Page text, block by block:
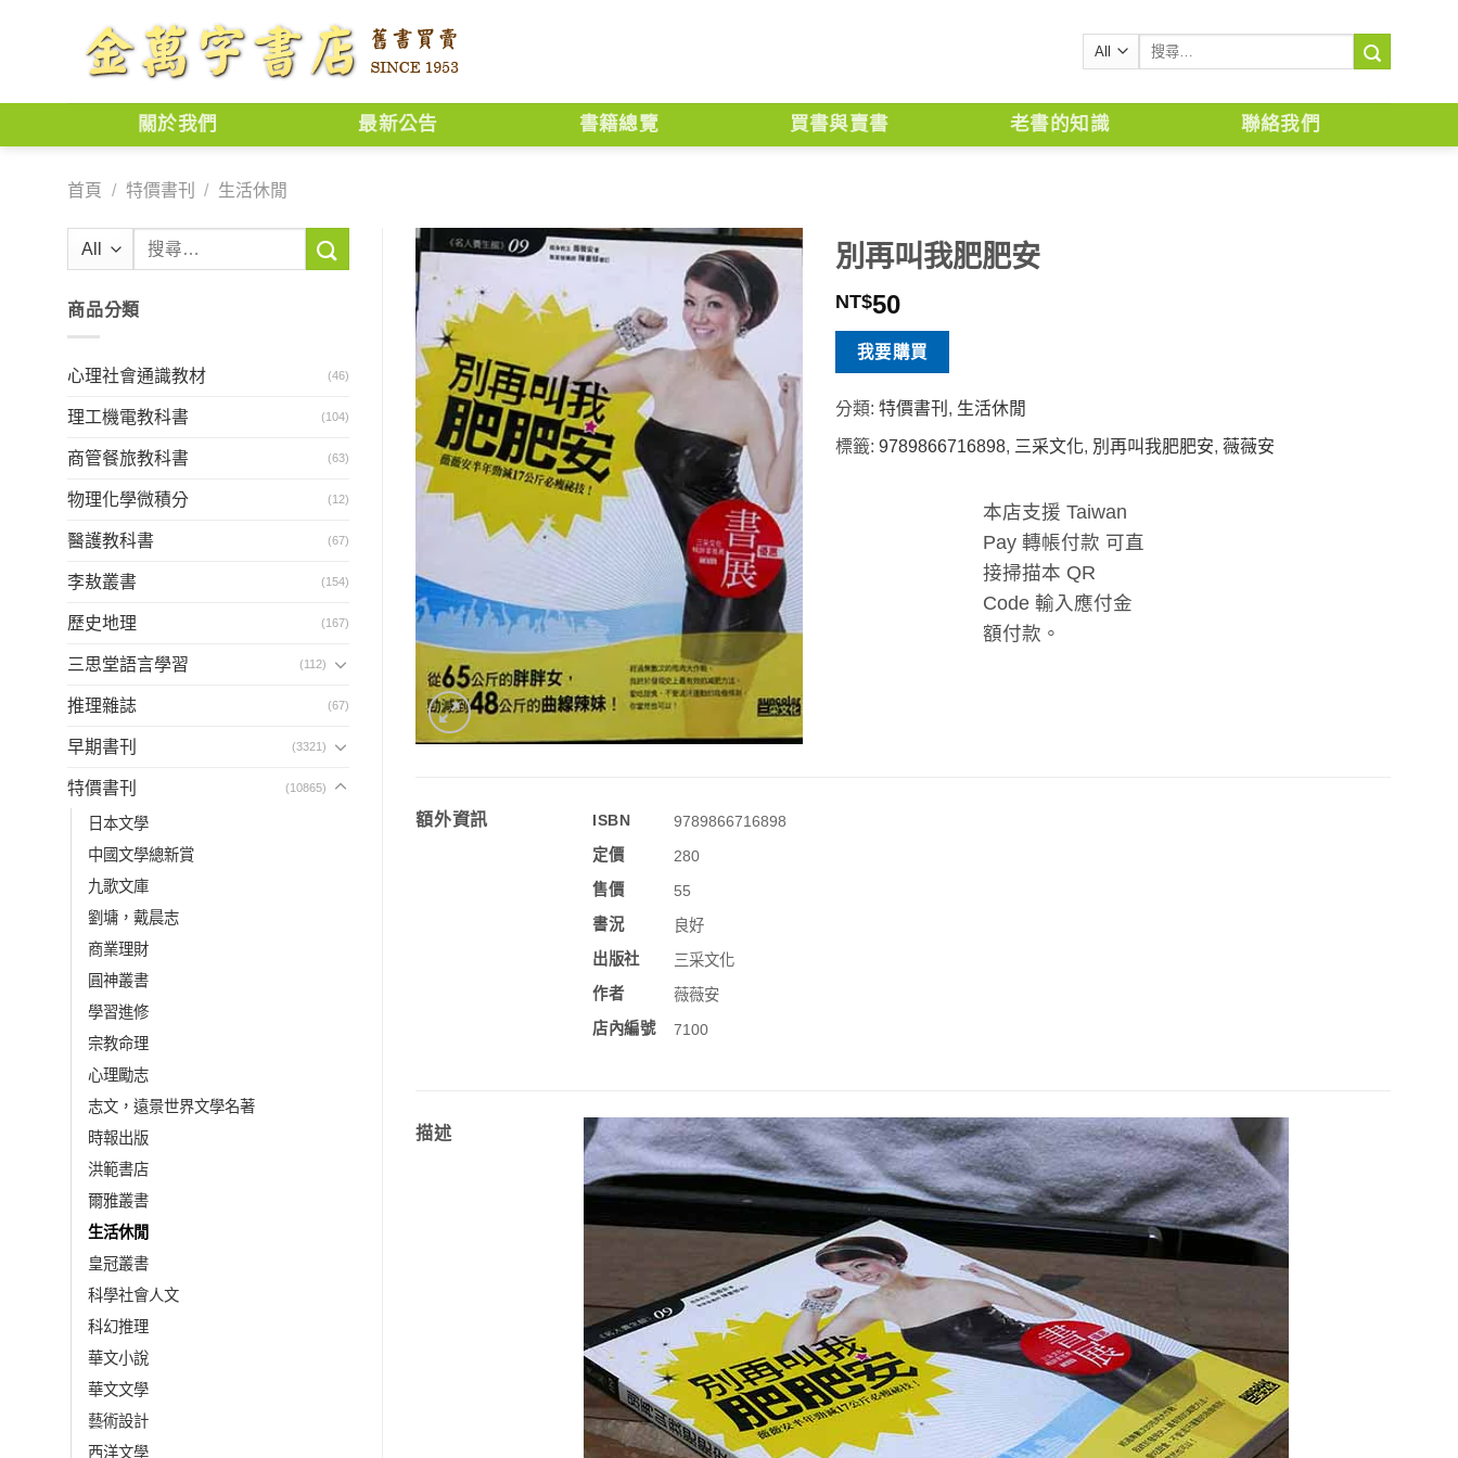
搜
鍵
關於我們 最新公告 書籍總覽 買書與賣書 老書的知識 聯絡我們
首頁 / 特價書刊 / 生活休閒
鍵
商品分類
心理社會通識教材 (46)
理工機電教科書 (104)
商管餐旅教科書 (63)
物理化學微積分 (12)
醫護教科書 (67)
李敖叢書 (154)
歷史地理 (167)
三思堂語言學習 (112)
推理雜誌 (67)
早期書刊 (3321)
特價書刊 (10865)
日本文學
中國文學總新賞
九歌文庫
劉墉，戴晨志
商業理財
圓神叢書
學習進修
宗教命理
心理勵志
志文，遠景世界文學名著
時報出版
洪範書店
爾雅叢書
生活休閒
皇冠叢書
科學社會人文
科幻推理
華文小說
華文文學
藝術設計
西洋文學
別再叫我肥肥安
NT$50
我要購買
分類:特價書刊 , 生活休閒
標籤:9789866716898, 三采文化, 別再叫我肥肥安,薇薇安
本店支援 Taiwan
Pay 轉帳付款 可直
接掃描本 QR
Code 輸入應付金
額付款。
額外資訊 ISBN
9789866716898
定價
280
售價
55
書況
良好
出版社
三采文化
作者
薇薇安
店內編號
7100
描述